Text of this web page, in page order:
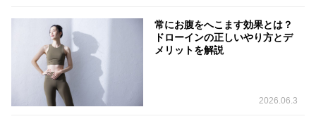
常にお腹をへこます効果とは？
ドローインの正しいやり方とデ
メリットを解説
2026.06.3